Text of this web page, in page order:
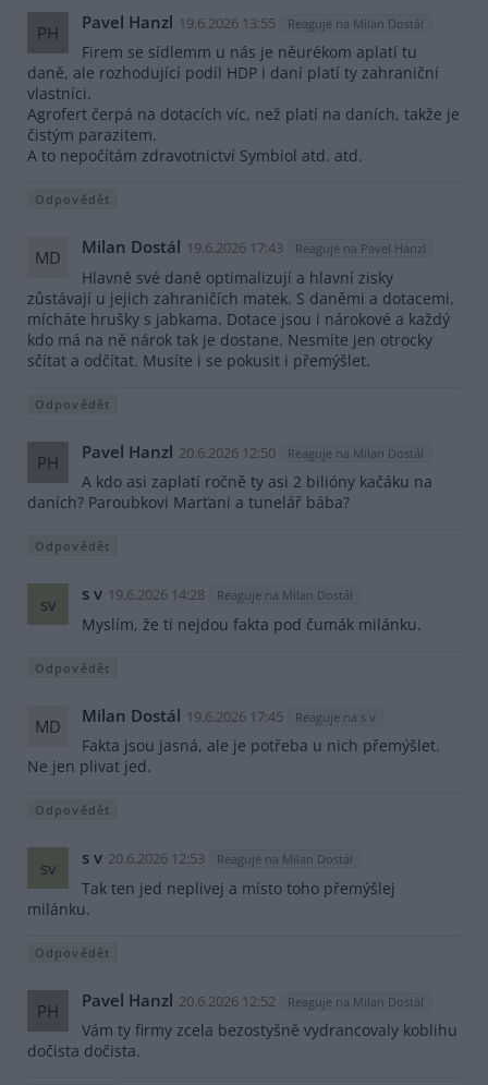
PH Pavel Hanzl 19.6.2026 13:55 Reaguje na Milan Dostál
Firem se sídlemm u nás je něurékom aplatí tu
daně, ale rozhodující podíl HDP i daní platí ty zahraniční
vlastníci.
Agrofert čerpá na dotacích víc, než platí na daních, takže je
čistým parazitem.
A to nepočítám zdravotnictví Symbiol atd. atd.
Odpovědět
MD Milan Dostál 19.6.2026 17:43 Reaguje na Pavel Hanzl
Hlavně své daně optimalizují a hlavní zisky
zůstávají u jejich zahraničích matek. S daněmi a dotacemi,
mícháte hrušky s jabkama. Dotace jsou i nárokové a každý
kdo má na ně nárok tak je dostane. Nesmíte jen otrocky
sčítat a odčítat. Musíte i se pokusit i přemýšlet.
Odpovědět
PH Pavel Hanzl 20.6.2026 12:50 Reaguje na Milan Dostál
A kdo asi zaplatí ročně ty asi 2 bilióny kačáku na
daních? Paroubkovi Marťani a tunelář bába?
Odpovědět
sv s v 19.6.2026 14:28 Reaguje na Milan Dostál
Myslím, že ti nejdou fakta pod čumák milánku.
Odpovědět
MD Milan Dostál 19.6.2026 17:45 Reaguje na s v
Fakta jsou jasná, ale je potřeba u nich přemýšlet.
Ne jen plivat jed.
Odpovědět
sv s v 20.6.2026 12:53 Reaguje na Milan Dostál
Tak ten jed neplivej a místo toho přemýšlej
milánku.
Odpovědět
PH Pavel Hanzl 20.6.2026 12:52 Reaguje na Milan Dostál
Vám ty firmy zcela bezostyšně vydrancovaly koblihu
dočista dočista.